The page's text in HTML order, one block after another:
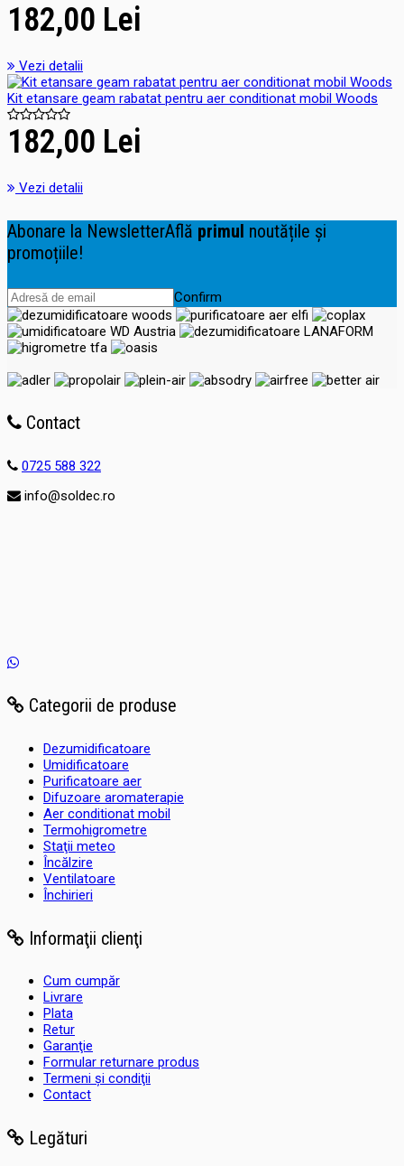
182,00 Lei
Vezi detalii
Kit etansare geam rabatat pentru aer conditionat mobil Woods
182,00 Lei
Vezi detalii
Abonare la NewsletterAflă primul noutățile și
promoțiile!
Confirm
Contact
0725 588 322
info@soldec.ro
Categorii de produse
Dezumidificatoare
Umidificatoare
Purificatoare aer
Difuzoare aromaterapie
Aer conditionat mobil
Termohigrometre
Staţii meteo
Încălzire
Ventilatoare
Închirieri
Informaţii clienţi
Cum cumpăr
Livrare
Plata
Retur
Garanţie
Formular returnare produs
Termeni şi condiţii
Contact
Legături